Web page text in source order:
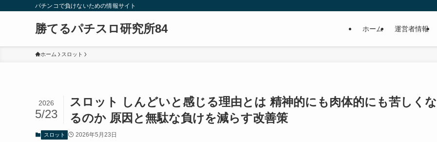
パチンコで負けないための情報サイト
勝てるパチスロ研究所84 ホーム 運営者情報
ホーム スロット
スロット しんどいと感じる理由とは 精神的にも肉体的にも苦しくな
るのか 原因と無駄な負けを減らす改善策
2026
5/23
スロット 2026年5月23日